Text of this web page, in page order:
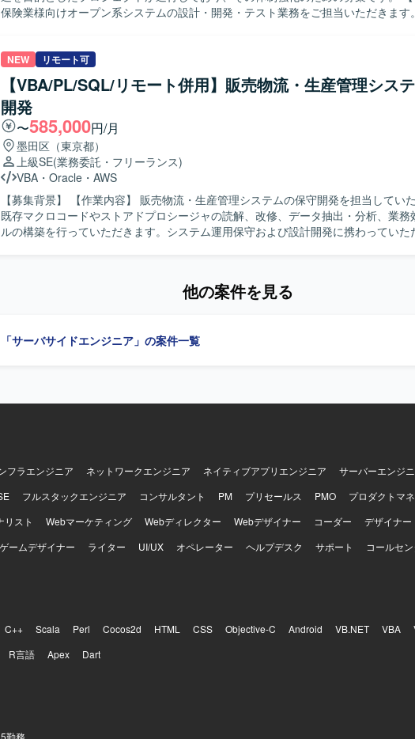
保険業様向けオープン系システムの設計・開発・テスト業務をご担当いただきます
プリントテストへの参画を通じて品質向上に貢献していただきます。 【求める人物像】 生命保
険分野の業務知識を活かしながら、アジャイル開発環境で主体的に設計・開発・テ
組んでいただける方を求めています。Excel VBAなど既存のスキルを活かしつつ、
スや品質向上に意欲的に取り組んでいただける方です。 【ポジションの魅力】 保険業界向けの
オープン系システム開発に携わることで、ドメイン知識とアジャイル開発の経験を
ていただけます。設計・開発からテストまで一連の工程に関わることで、アプリケ
ペシャリストとしてのスキルを幅広く磨いていただけます。 【開発環境】 Excel VBAを用いた
開発環境を中心に、Linux環境などのオープン系技術を組み合わせたシステム開発
を実施します。
NEW リモート可
【VBA/PL/SQL/リモート併用】販売物流・生産管理シス
開発
〜585,000円/月
墨田区（東京都）
上級SE(業務委託・フリーランス)
VBA ・ Oracle ・ AWS
【募集背景】 【作業内容】 販売物流・生産管理システムの保守開発を担当していただきます。
既存マクロコードやストアドプロシージャの読解、改修、データ抽出・分析、業務
ルの構築を行っていただきます。システム運用保守および設計開発に携わっていた
他の案件を見る
「サーバサイドエンジニア」の案件一覧
フラエンジニア ネットワークエンジニア ネイティブアプリエンジニア
サーバーエンジ
フルスタックエンジニア コンサルタント PM プリセールス PMO
プロダクトマ
リスト Webマーケティング Webディレクター Webデザイナー コーダー
デザイナー
ゲームデザイナー ライター UI/UX オペレーター ヘルプデスク サポート コールセ
C++ Scala Perl Cocos2d HTML CSS Objective-C Android VB.NET VBA
R言語 Apex Dart
勤務